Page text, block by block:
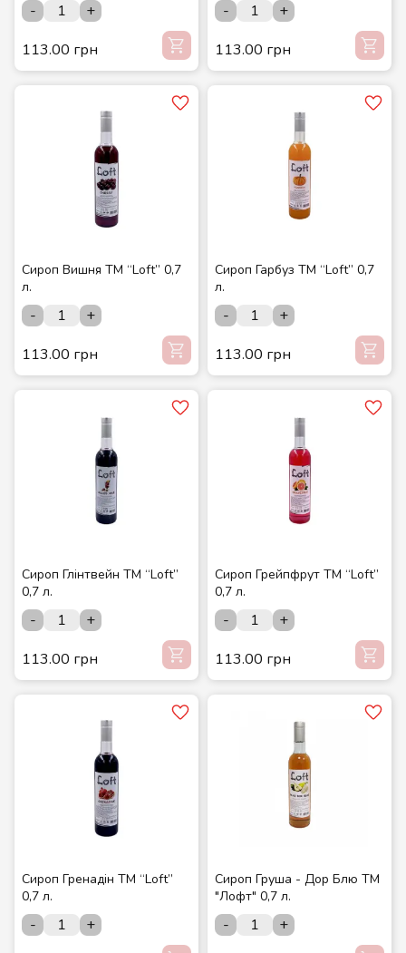
-
+
113.00 грн
-
+
113.00 грн
Сироп Вишня ТМ “Loft” 0,7
л.
-
+
113.00 грн
Сироп Гарбуз ТМ “Loft” 0,7
л.
-
+
113.00 грн
Сироп Глінтвейн ТМ “Loft”
0,7 л.
-
+
113.00 грн
Сироп Грейпфрут ТМ “Loft”
0,7 л.
-
+
113.00 грн
Сироп Гренадін ТМ “Loft”
0,7 л.
-
+
Сироп Груша - Дор Блю ТМ
"Лофт" 0,7 л.
-
+